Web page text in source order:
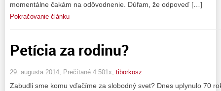
momentálne čakám na odôvodnenie. Dúfam, že odpoveď […]
Pokračovanie článku
Petícia za rodinu?
29. augusta 2014, Prečítané 4 501x, tiborkosz
Zabudli sme komu vďačíme za slobodný svet? Dnes uplynulo 70